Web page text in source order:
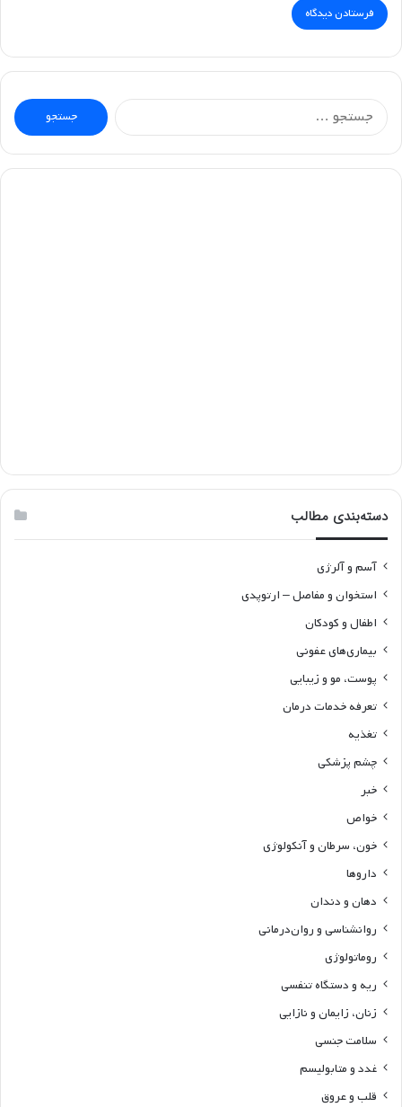
جستجو
برای:
دسته‌بندی مطالب
آسم و آلرژی
استخوان و مفاصل – ارتوپدی
اطفال و کودکان
بیماری‌های عفونی
پوست، مو و زیبایی
تعرفه خدمات درمان
تغذیه
چشم پزشکی
خبر
خواص
خون، سرطان و آنکولوژی
داروها
دهان و دندان
روانشناسی و روان‌درمانی
روماتولوژی
ریه و دستگاه تنفسی
زنان، زایمان و نازایی
سلامت جنسی
غدد و متابولیسم
قلب و عروق